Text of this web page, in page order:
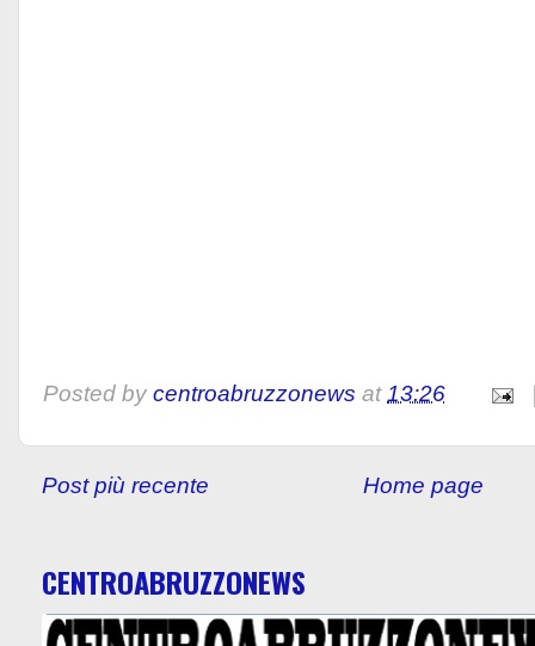
Posted by centroabruzzonews at13:26
Post più recente Home page
CENTROABRUZZONEWS